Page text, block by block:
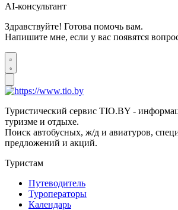
AI-консультант
Здравствуйте! Готова помочь вам.
Напишите мне, если у вас появятся
Туристический сервис TIO.BY -
туризме и отдыхе.
Поиск автобусных, ж/д и авиатуров,
предложений и акций.
Туристам
Путеводитель
Туроператоры
Календарь